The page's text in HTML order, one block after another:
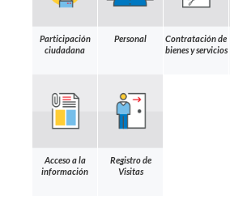
Participación
ciudadana
Personal
Contratación de
bienes y servicios
Acceso a la
información
Registro de
Visitas